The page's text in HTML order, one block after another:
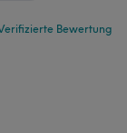
Bewertung